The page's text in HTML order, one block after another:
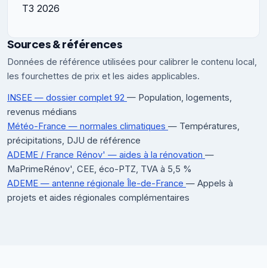
T3 2026
Sources & références
Données de référence utilisées pour calibrer le contenu local,
les fourchettes de prix et les aides applicables.
INSEE — dossier complet 92 — Population, logements,
revenus médians
Météo-France — normales climatiques — Températures,
précipitations, DJU de référence
ADEME / France Rénov' — aides à la rénovation —
MaPrimeRénov', CEE, éco-PTZ, TVA à 5,5 %
ADEME — antenne régionale Île-de-France — Appels à
projets et aides régionales complémentaires